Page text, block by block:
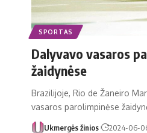
SPORTAS
Dalyvavo vasaros
žaidynėse
Brazilijoje, Rio de Žaneiro
vasaros parolimpinėse
Ukmergės žinios 2024-06-